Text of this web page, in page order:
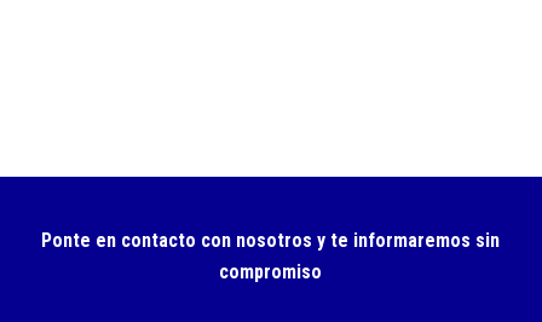
Ponte en contacto con nosotros y te informaremos sin
compromiso